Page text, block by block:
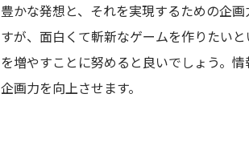
豊かな発想と、それを実現するための企
すが、面白くて斬新なゲームを作りたい
を増やすことに努めると良いでしょう。
企画力を向上させます。